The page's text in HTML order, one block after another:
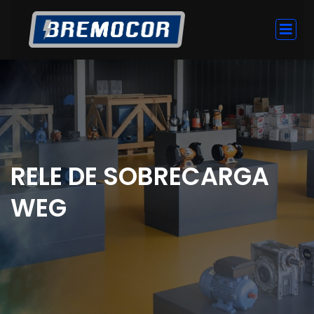
RELE DE SOBRECARGA
WEG